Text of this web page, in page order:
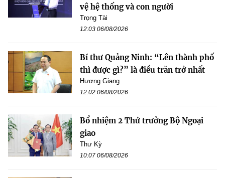
vệ hệ thống và con người
Trọng Tài
12:03 06/08/2026
Bí thư Quảng Ninh: “Lên thành phố
thì được gì?” là điều trăn trở nhất
Hương Giang
12:02 06/08/2026
Bổ nhiệm 2 Thứ trưởng Bộ Ngoại
giao
Thư Kỳ
10:07 06/08/2026